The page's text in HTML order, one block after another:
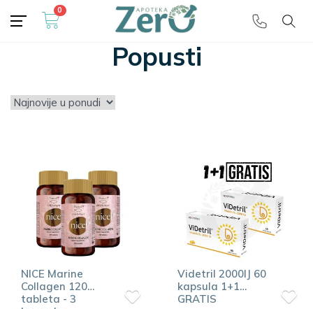
Besplatna dostava🎁 preko 5000 dinara
0
Popusti
NICE Marine
Collagen 120
tableta - 3
Videtril 2000IJ 60
kapsula 1+1
GRATIS